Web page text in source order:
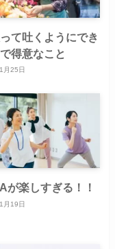
て吐くようにでき
得意なこと
月25日
が楽しすぎる！！
月19日